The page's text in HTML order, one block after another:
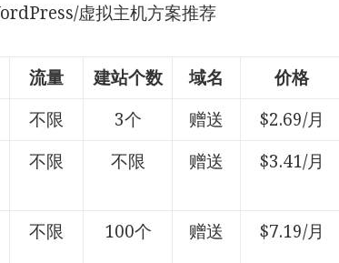
虚拟主机方案推荐
流量 建站个数 域名
价格
不限 3个 赠送
$2.69/月
不限 不限 赠送 $3.41/月
不限 100个 赠送 $7.19/月